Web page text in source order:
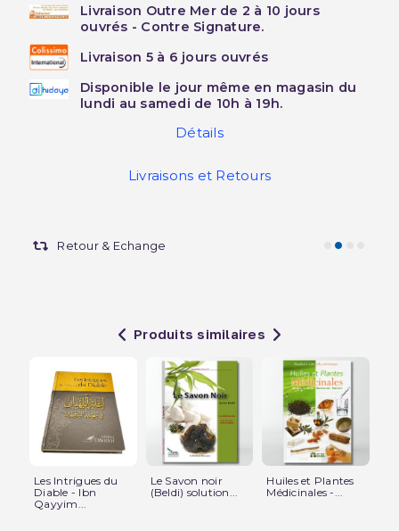
Livraison Outre Mer de 2 à 10 jours
ouvrés - Contre Signature.
Livraison 5 à 6 jours ouvrés
Disponible le jour même en magasin du
lundi au samedi de 10h à 19h.
Détails
Livraisons et Retours
Retour & Echange
Produits similaires
Les Intrigues du
Diable - Ibn
Qayyim...
Le Savon noir
(Beldi) solution...
Huiles et Plantes
Médicinales -...